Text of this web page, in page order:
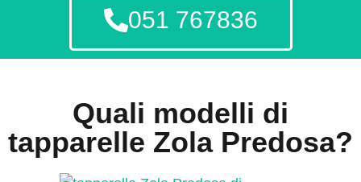
051 767836
Quali modelli di
tapparelle Zola Predosa?